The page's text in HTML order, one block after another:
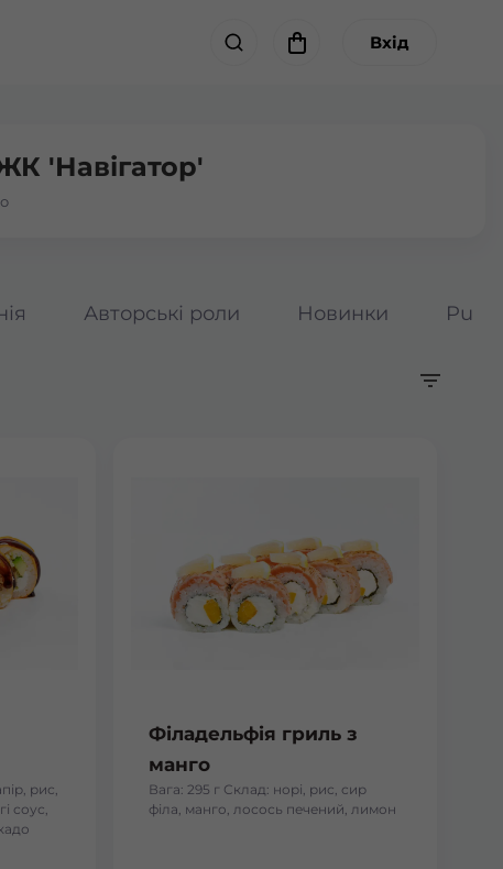
Вхід
'Навігатор'
Авторські роли Новинки
рис,
соус,
Філадельфія гриль з
манго
Вага: 295 г Склад: норі, рис, сир
філа, манго, лосось печений, лимон